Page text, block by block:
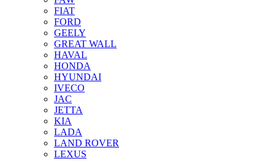
FIAT
FORD
GEELY
GREAT WALL
HAVAL
HONDA
HYUNDAI
IVECO
JAC
JETTA
KIA
LADA
LAND ROVER
LEXUS